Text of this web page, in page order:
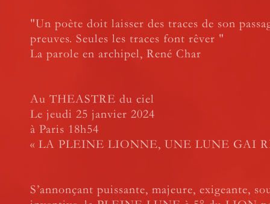
"Un poète doit laisser des traces de son
preuves. Seules les traces font rêver "
La parole en archipel, René Char
Au THEASTRE du ciel
Le jeudi 25 janvier 2024
à Paris 18h54
« LA PLEINE LIONNE, UNE LUNE GAI
S’annonçant puissante, majeure, exigeante,